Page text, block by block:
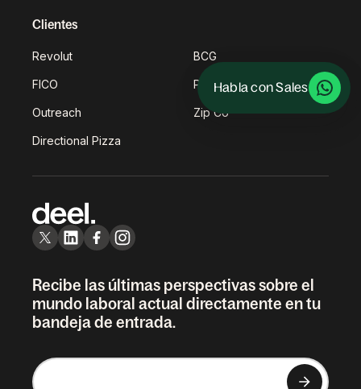
Habla con Sales
Clientes
Revolut BCG
FICO Puma
Outreach Zip Co
Directional Pizza
Recibe las últimas perspectivas sobre el
mundo laboral actual directamente en tu
bandeja de entrada.